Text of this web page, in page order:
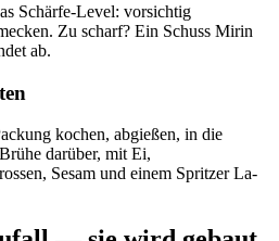
Schärfe-Level: vorsichtig
Zu scharf? Ein Schuss Mirin
ab.
kochen, abgießen, in die
darüber, mit Ei,
Sesam und einem Spritzer La-